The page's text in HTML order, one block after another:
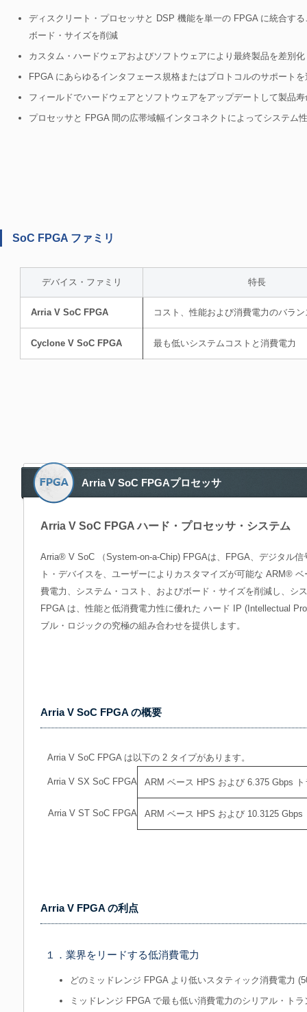
ディスクリート・プロセッサと DSP 機能を単一の FPGA に統合す
ボード・サイズを削減
カスタム・ハードウェアおよびソフトウェアにより最終製品を差別化
FPGA にあらゆるインタフェース規格またはプロトコルのサポート
フィールドでハードウェアとソフトウェアをアップデートして製品
プロセッサと FPGA 間の広帯域幅インタコネクトによってシステム
SoC FPGA ファミリ
デバイス・ファミリ 特長
Arria V SoC FPGA コスト、性能および消費電力のバラ
Cyclone V SoC FPGA 最も低いシステムコストと消費電力
Arria V SoC FPGAプロセッサ
Arria V SoC FPGA ハード・プロセッサ・システム
Arria® V SoC （System-on-a-Chip) FPGAは、FPGA、デジタル
ト・デバイスを、ユーザーによりカスタマイズが可能な ARM®
費電力、システム・コスト、およびボード・サイズを削減し、シ
FPGA は、性能と低消費電力性に優れた ハード IP (Intellectual
ブル・ロジックの究極の組み合わせを提供します。
Arria V SoC FPGA の概要
Arria V SoC FPGA は以下の 2 タイプがあります。
Arria V SX SoC FPGA ARM ベース HPS および 6.375 Gbps
Arria V ST SoC FPGA ARM ベース HPS および 10.3125 Gbps
Arria V FPGA の利点
１．業界をリードする低消費電力
どのミッドレンジ FPGA より低いスタティック消費電力
ミッドレンジ FPGA で最も低い消費電力のシリアル・ト